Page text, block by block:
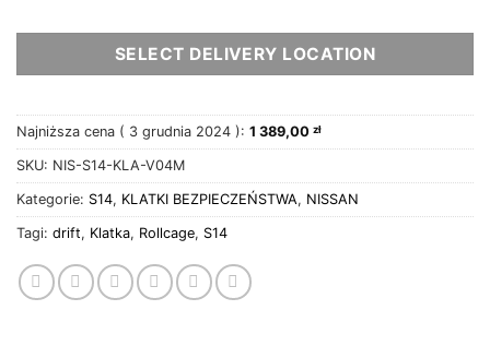
SELECT DELIVERY LOCATION
Najniższa cena ( 3 grudnia 2024 ): 1 389,00 zł
SKU: NIS-S14-KLA-V04M
Kategorie: S14, KLATKI BEZPIECZEŃSTWA, NISSAN
Tagi: drift, Klatka, Rollcage, S14